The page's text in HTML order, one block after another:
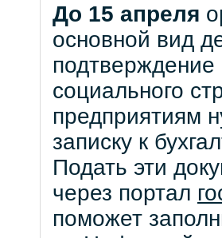
До 15 апреля
основной вид
социального
предприятиям
записку к
Подать эти
через портал
поможет